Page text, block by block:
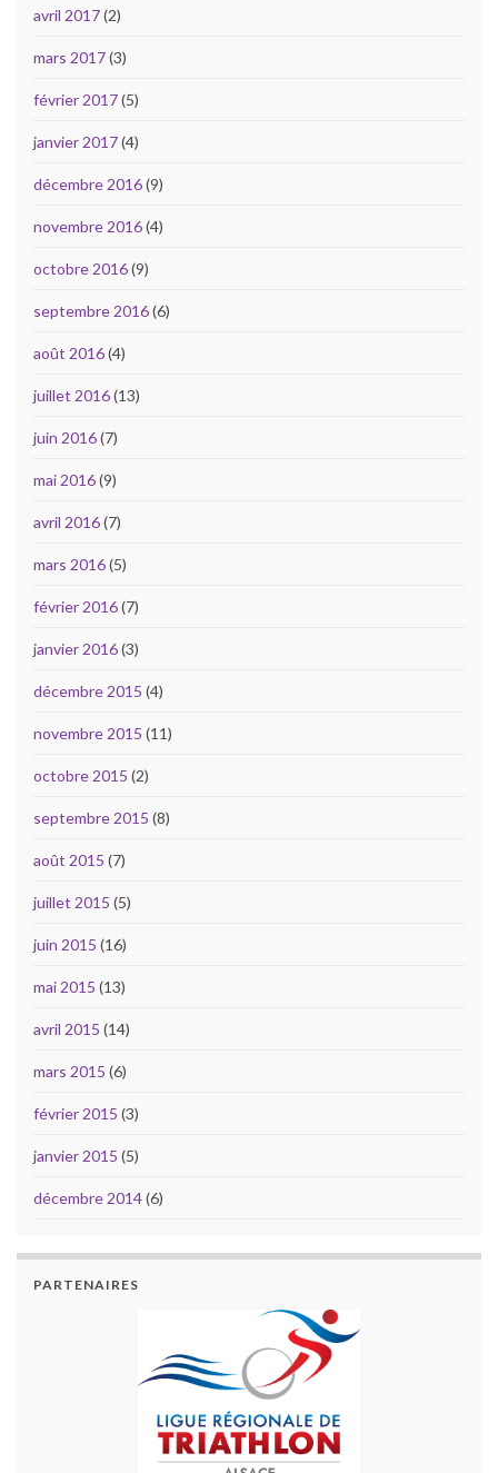
avril 2017(2)
mars 2017(3)
février 2017(5)
janvier 2017(4)
décembre 2016(9)
novembre 2016(4)
octobre 2016(9)
septembre 2016(6)
août 2016(4)
juillet 2016(13)
juin 2016(7)
mai 2016(9)
avril 2016(7)
mars 2016(5)
février 2016(7)
janvier 2016(3)
décembre 2015 (4)
novembre 2015 (11)
octobre 2015 (2)
septembre 2015 (8)
août 2015 (7)
juillet 2015 (5)
juin 2015 (16)
mai 2015 (13)
avril 2015 (14)
mars 2015 (6)
février 2015 (3)
janvier 2015 (5)
décembre 2014(6)
PARTENAIRES